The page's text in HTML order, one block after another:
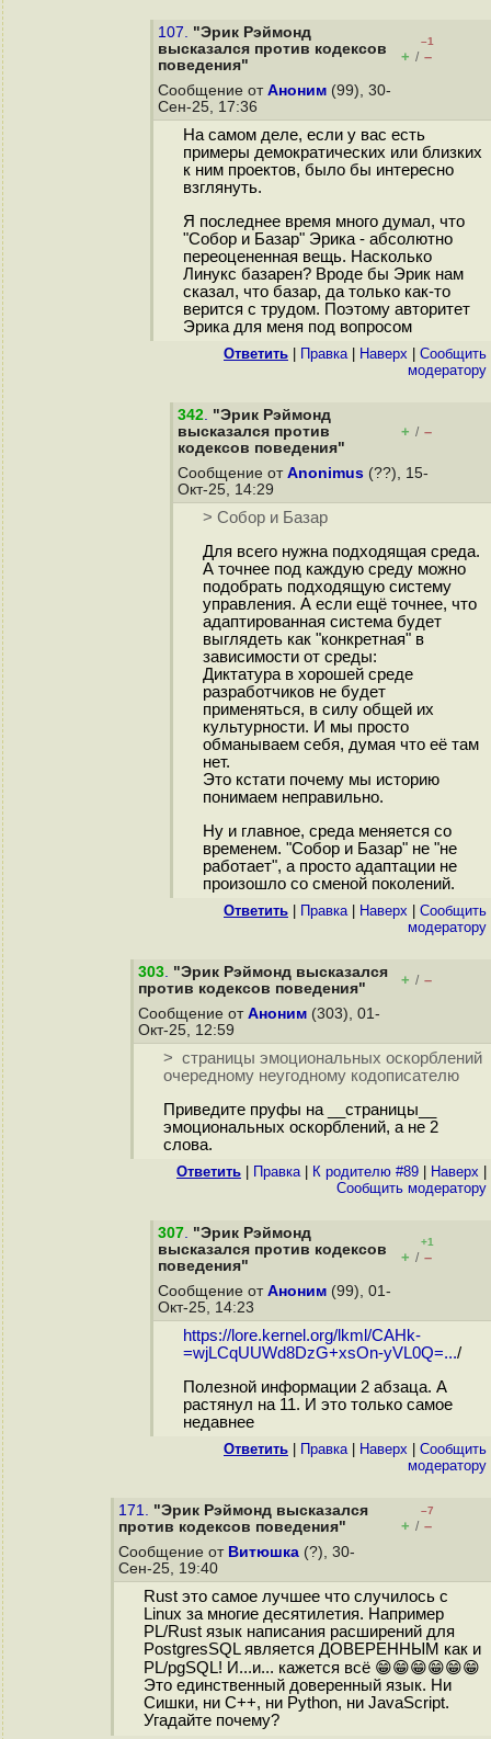
107. "Эрик Рэймонд
высказался против кодексов
поведения"
–1
+ / –
Сообщение от Аноним (99), 30-
Сен-25, 17:36
На самом деле, если у вас есть
примеры демократических или близких
к ним проектов, было бы интересно
взглянуть.
Я последнее время много думал, что
"Собор и Базар" Эрика - абсолютно
переоцененная вещь. Насколько
Линукс базарен? Вроде бы Эрик нам
сказал, что базар, да только как-то
верится с трудом. Поэтому авторитет
Эрика для меня под вопросом
Ответить Правка| Наверх
Cообщить
модератору
342. "Эрик Рэймонд
высказался против
кодексов поведения"
+ / –
Сообщение от Anonimus (??), 15-
Окт-25, 14:29
> Собор и Базар
Для всего нужна подходящая среда.
А точнее под каждую среду можно
подобрать подходящую систему
управления. А если ещё точнее, что
адаптированная система будет
выглядеть как "конкретная" в
зависимости от среды:
Диктатура в хорошей среде
разработчиков не будет
применяться, в силу общей их
культурности. И мы просто
обманываем себя, думая что её там
нет.
Это кстати почему мы историю
понимаем неправильно.
Ну и главное, среда меняется со
временем. "Собор и Базар" не "не
работает", а просто адаптации не
произошло со сменой поколений.
Ответить Правка| Наверх
Cообщить
модератору
303. "Эрик Рэймонд высказался
против кодексов поведения"
+ / –
Сообщение от Аноним (303), 01-
Окт-25, 12:59
> страницы эмоциональных оскорблений
очередному неугодному кодописателю
Приведите пруфы на __страницы__
эмоциональных оскорблений, а не 2
слова.
Ответить Правка| К родителю #89 Наверх
Cообщить модератору
307. "Эрик Рэймонд
высказался против кодексов
поведения"
+1
+ / –
Сообщение от Аноним (99), 01-
Окт-25, 14:23
https://lore.kernel.org/lkml/CAHk-
=wjLCqUUWd8DzG+xsOn-yVL0Q=.../
Полезной информации 2 абзаца. А
растянул на 11. И это только самое
недавнее
Ответить Правка| Наверх
Cообщить
модератору
171. "Эрик Рэймонд высказался
против кодексов поведения"
–7
+ / –
Сообщение от Витюшка (?), 30-
Сен-25, 19:40
Rust это самое лучшее что случилось с
Linux за многие десятилетия. Например
PL/Rust язык написания расширений для
PostgresSQL является ДОВЕРЕННЫМ как и
PL/pgSQL! И...и... кажется всё 😁😁😁😁😁😁
Это единственный доверенный язык. Ни
Сишки, ни С++, ни Python, ни JavaScript.
Угадайте почему?